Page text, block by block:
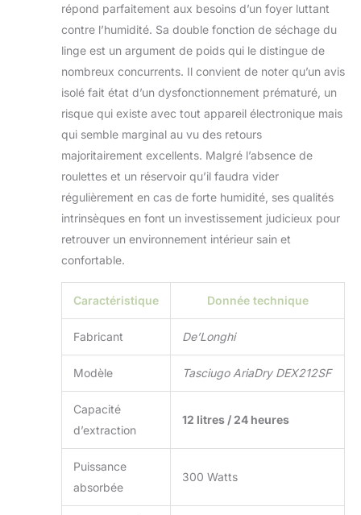
répond parfaitement aux besoins d’un foyer luttant
contre l’humidité. Sa double fonction de séchage du
linge est un argument de poids qui le distingue de
nombreux concurrents. Il convient de noter qu’un avis
isolé fait état d’un dysfonctionnement prématuré, un
risque qui existe avec tout appareil électronique mais
qui semble marginal au vu des retours
majoritairement excellents. Malgré l’absence de
roulettes et un réservoir qu’il faudra vider
régulièrement en cas de forte humidité, ses qualités
intrinsèques en font un investissement judicieux pour
retrouver un environnement intérieur sain et
confortable.
Caractéristique Donnée technique
Fabricant De’Longhi
Modèle Tasciugo AriaDry DEX212SF
Capacité
d’extraction
12 litres / 24 heures
Puissance
absorbée
300 Watts